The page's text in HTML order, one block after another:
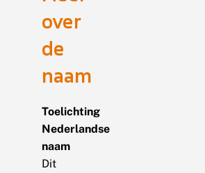
over
de
naam
Toelichting
Nederlandse
naam
Dit